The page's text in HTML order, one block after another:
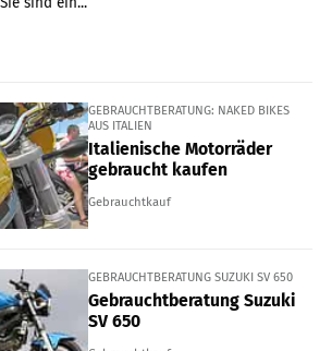
GEBRAUCHTBERATUNG: NAKED BIKES
AUS ITALIEN
Italienische Motorräder
gebraucht kaufen
Gebrauchtkauf
GEBRAUCHTBERATUNG SUZUKI SV 650
Gebrauchtberatung Suzuki
SV 650